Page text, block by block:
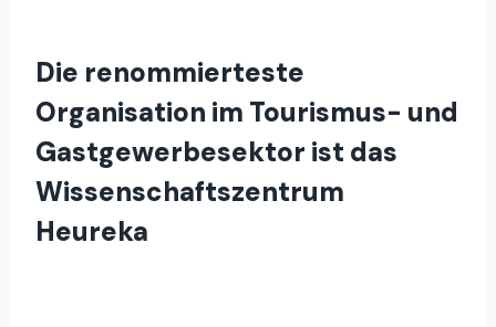
Die renommierteste
Organisation im Tourismus- und
Gastgewerbesektor ist das
Wissenschaftszentrum
Heureka